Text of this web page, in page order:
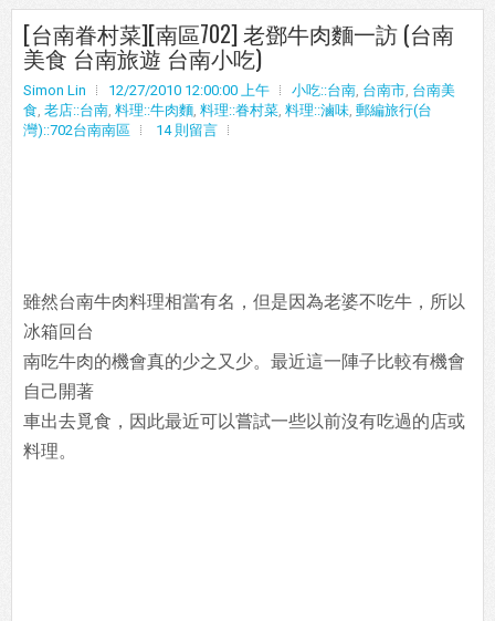
[台南眷村菜][南區702] 老鄧牛肉麵一訪 (台南
美食 台南旅遊 台南小吃)
Simon Lin 12/27/2010 12:00:00 上午 小吃::台南, 台南市, 台南美
食, 老店::台南, 料理::牛肉麵, 料理::眷村菜, 料理::滷味, 郵編旅行(台
灣)::702台南南區
14 則留言
雖然台南牛肉料理相當有名，但是因為老婆不吃牛，所以
冰箱回台
南吃牛肉的機會真的少之又少。最近這一陣子比較有機會
自己開著
車出去覓食，因此最近可以嘗試一些以前沒有吃過的店或
料理。